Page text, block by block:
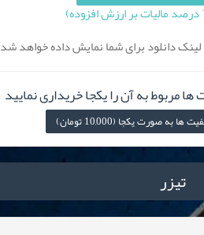
دانلود برای شما نمایش داده خواهد شد
مربوط به آن را یکجا خریداری نمایید
به صورت یکجا (10,000 تومان)
تیزر